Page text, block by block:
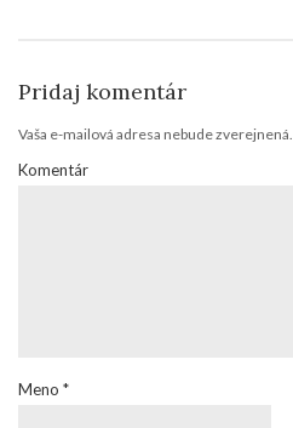
Pridaj komentár
Vaša e-mailová adresa nebude zverejnená.
Komentár
Meno *